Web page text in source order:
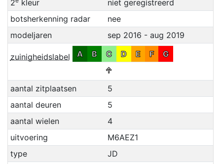
2 kleur
niet geregistreerd
botsherkenning radar
nee
modeljaren
sep 2016 - aug 2019
zuinigheidslabel A B C D E F
G
↑
aantal zitplaatsen
5
aantal deuren
5
aantal wielen
4
uitvoering
M6AEZ1
type
JD